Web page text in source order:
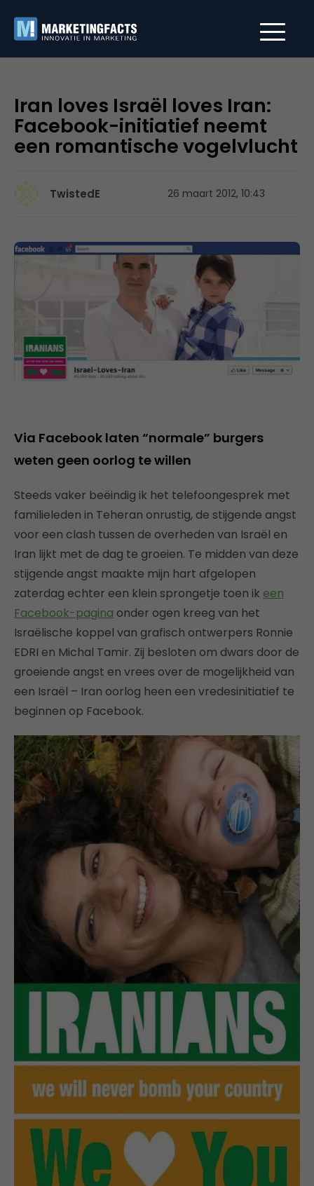
Iran loves Israël loves Iran:
Facebook-initiatief neemt
een romantische vogelvlucht
TwistedE 26 maart 2012, 10:43
Via Facebook laten “normale” burgers
weten geen oorlog te willen
Steeds vaker beëindig ik het telefoongesprek met
familieleden in Teheran onrustig, de stijgende angst
voor een clash tussen de overheden van Israël en
Iran lijkt met de dag te groeien. Te midden van deze
stijgende angst maakte mijn hart afgelopen
zaterdag echter een klein sprongetje toen ik een
Facebook-pagina onder ogen kreeg van het
Israëlische koppel van grafisch ontwerpers Ronnie
EDRI en Michal Tamir. Zij besloten om dwars door de
groeiende angst en vrees over de mogelijkheid van
een Israël – Iran oorlog heen een vredesinitiatief te
beginnen op Facebook.